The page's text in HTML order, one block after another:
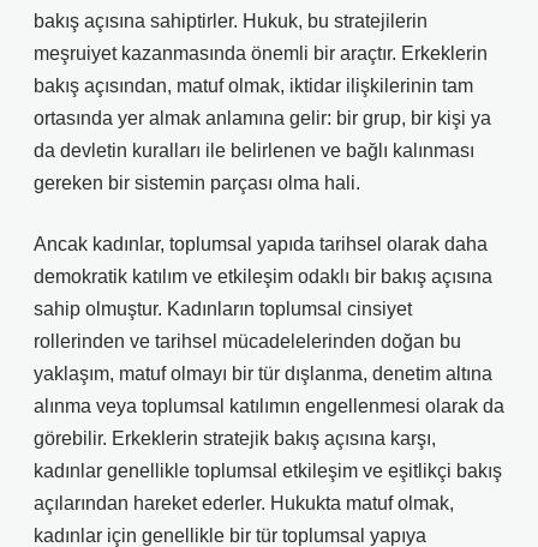
bakış açısına sahiptirler. Hukuk, bu stratejilerin
meşruiyet kazanmasında önemli bir araçtır. Erkeklerin
bakış açısından, matuf olmak, iktidar ilişkilerinin tam
ortasında yer almak anlamına gelir: bir grup, bir kişi ya
da devletin kuralları ile belirlenen ve bağlı kalınması
gereken bir sistemin parçası olma hali.
Ancak kadınlar, toplumsal yapıda tarihsel olarak daha
demokratik katılım ve etkileşim odaklı bir bakış açısına
sahip olmuştur. Kadınların toplumsal cinsiyet
rollerinden ve tarihsel mücadelelerinden doğan bu
yaklaşım, matuf olmayı bir tür dışlanma, denetim altına
alınma veya toplumsal katılımın engellenmesi olarak da
görebilir. Erkeklerin stratejik bakış açısına karşı,
kadınlar genellikle toplumsal etkileşim ve eşitlikçi bakış
açılarından hareket ederler. Hukukta matuf olmak,
kadınlar için genellikle bir tür toplumsal yapıya